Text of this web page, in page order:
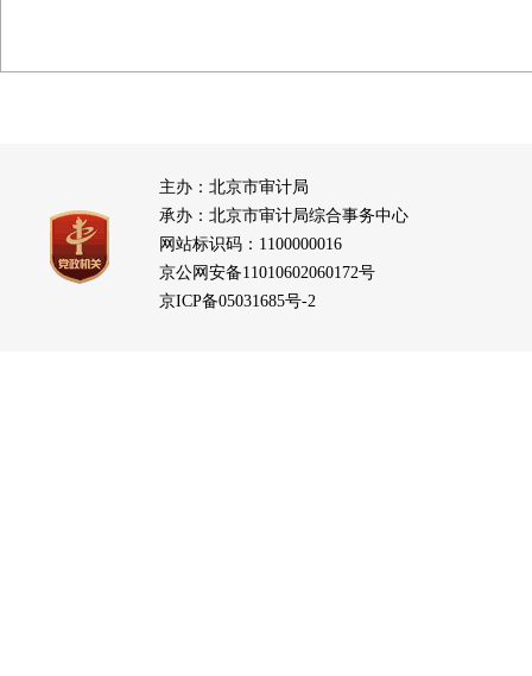
主办：北京市审计局
承办：北京市审计局综合事务中心
网站标识码：1100000016
京公网安备11010602060172号
京ICP备05031685号-2